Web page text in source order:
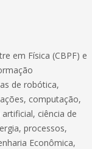
em Física (CBPF) e
de robótica,
computação,
ciência de
processos,
Econômica,